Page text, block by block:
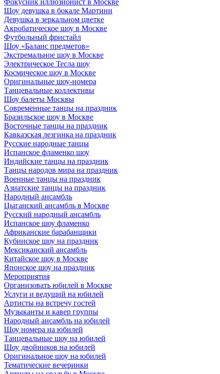
Фокусник иллюзионист в Москве
Шоу девушка в бокале Мартини
Девушка в зеркальном цветке
Акробатическое шоу в Москве
Футбольный фристайл
Шоу «Баланс предметов»
Экстремальное шоу в Москве
Электрическое Тесла шоу
Космическое шоу в Москве
Оригинальные шоу-номера
Танцевальные коллективы
Шоу балеты Москвы
Современные танцы на праздник
Бразильское шоу в Москве
Восточные танцы на праздник
Кавказская лезгинка на праздник
Русские народные танцы
Испанское фламенко шоу
Индийские танцы на праздник
Танцы народов мира на праздник
Военные танцы на праздник
Азиатские танцы на праздник
Народный ансамбль
Цыганский ансамбль в Москве
Русский народный ансамбль
Испанское шоу фламенко
Африканские барабанщики
Кубинское шоу на праздник
Мексиканский ансамбль
Китайское шоу в Москве
Японское шоу на праздник
Мероприятия
Организовать юбилей в Москве
Услуги и ведущий на юбилей
Артисты на встречу гостей
Музыканты и кавер группы
Народный ансамбль на юбилей
Шоу номера на юбилей
Танцевальные шоу на юбилей
Шоу двойников на юбилей
Оригинальное шоу на юбилей
Тематические вечеринки